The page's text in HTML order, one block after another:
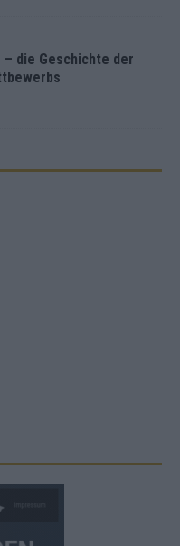
– die Geschichte der